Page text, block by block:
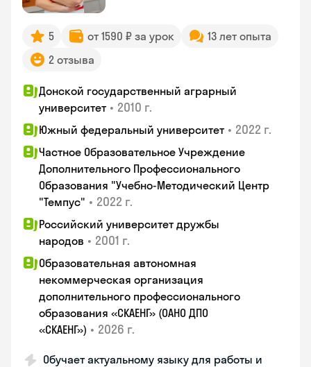
5 от 1590 ₽ за урок
13 лет опыта
2 отзыва
Донской государственный аграрный
университет • 2010 г.
Южный федеральный университет • 2022 г.
Частное Образовательное Учреждение
Дополнительного Профессионального
Образования "Учебно-Методический Центр
"Темпус" • 2022 г.
Российский университет дружбы
народов • 2001 г.
Образовательная автономная
некоммерческая организация
дополнительного профессионального
образования «СКАЕНГ» (ОАНО ДПО
«СКАЕНГ») • 2026 г.
Обучает актуальному языку для работы и